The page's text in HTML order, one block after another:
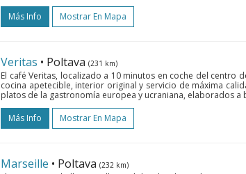
Más Info
Mostrar En Mapa
Veritas • Poltava (231 km)
El café Veritas, localizado a 10 minutos en coche del centro
cocina apetecible, interior original y servicio de máxima
platos de la gastronomía europea y ucraniana, elaborados a
Más Info
Mostrar En Mapa
Marseille • Poltava (232 km)